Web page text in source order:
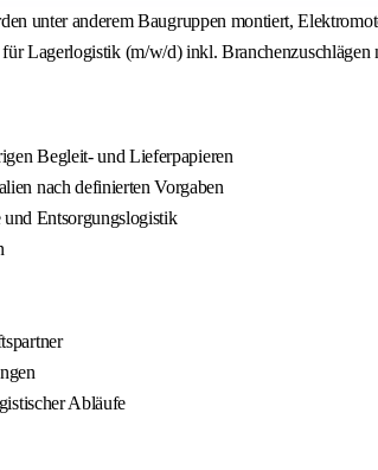
unter anderem Baugruppen montiert,
Lagerlogistik (m/w/d) inkl.
Begleit- und Lieferpapieren
nach definierten Vorgaben
Entsorgungslogistik
Abläufe